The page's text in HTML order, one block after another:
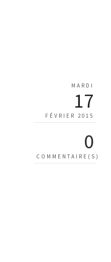
MARDI
17
FÉVRIER 2015
0
COMMENTAIRE(S)